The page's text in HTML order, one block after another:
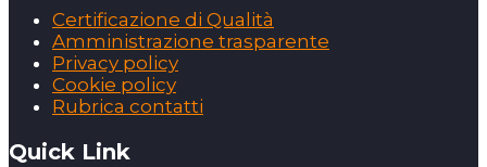
Certificazione di Qualità
Amministrazione trasparente
Privacy policy
Cookie policy
Rubrica contatti
Quick Link